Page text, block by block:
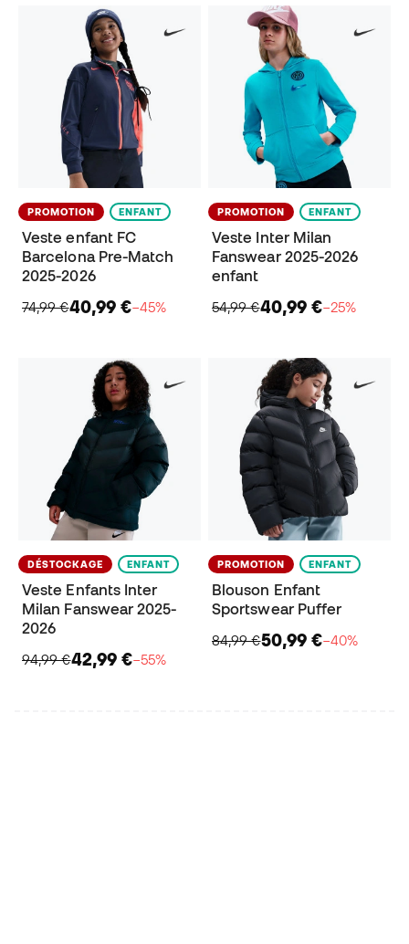
PROMOTION ENFANT
Veste enfant FC
Barcelona Pre-Match
2025-2026
74,99 €40,99 €−45%
PROMOTION ENFANT
Veste Inter Milan
Fanswear 2025-2026
enfant
54,99 €40,99 €−25%
DÉSTOCKAGE ENFANT
Veste Enfants Inter
Milan Fanswear 2025-
2026
94,99 €42,99 €−55%
PROMOTION ENFANT
Blouson Enfant
Sportswear Puffer
84,99 €50,99 €−40%